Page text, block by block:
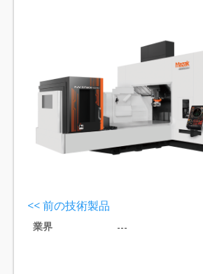
<< 前の技術製品
業界 ---